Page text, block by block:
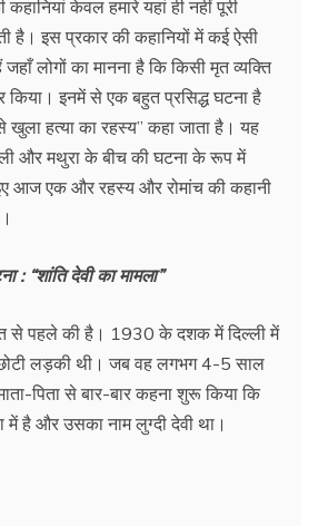
केवल हमारे यहां ही नहीं पूरी
है। इस प्रकार की कहानियों में कई ऐसी
जहाँ लोगों का मानना है कि किसी मृत व्यक्ति
इनमें से एक बहुत प्रसिद्ध घटना है
खुला हत्या का रहस्य” कहा जाता है। यह
और मथुरा के बीच की घटना के रूप में
आज एक और रहस्य और रोमांच की कहानी
: “शांति देवी का मामला”
से पहले की है। 1930 के दशक में दिल्ली में
छोटी लड़की थी। जब वह लगभग 4-5 साल
पिता से बार-बार कहना शुरू किया कि
है और उसका नाम लुग्दी देवी था।